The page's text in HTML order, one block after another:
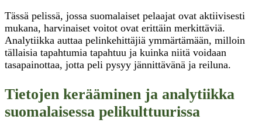
Tässä pelissä, jossa suomalaiset pelaajat ovat aktiivisesti
mukana, harvinaiset voitot ovat erittäin merkittäviä.
Analytiikka auttaa pelinkehittäjiä ymmärtämään, milloin
tällaisia tapahtumia tapahtuu ja kuinka niitä voidaan
tasapainottaa, jotta peli pysyy jännittävänä ja reiluna.
Tietojen kerääminen ja analytiikka
suomalaisessa pelikulttuurissa